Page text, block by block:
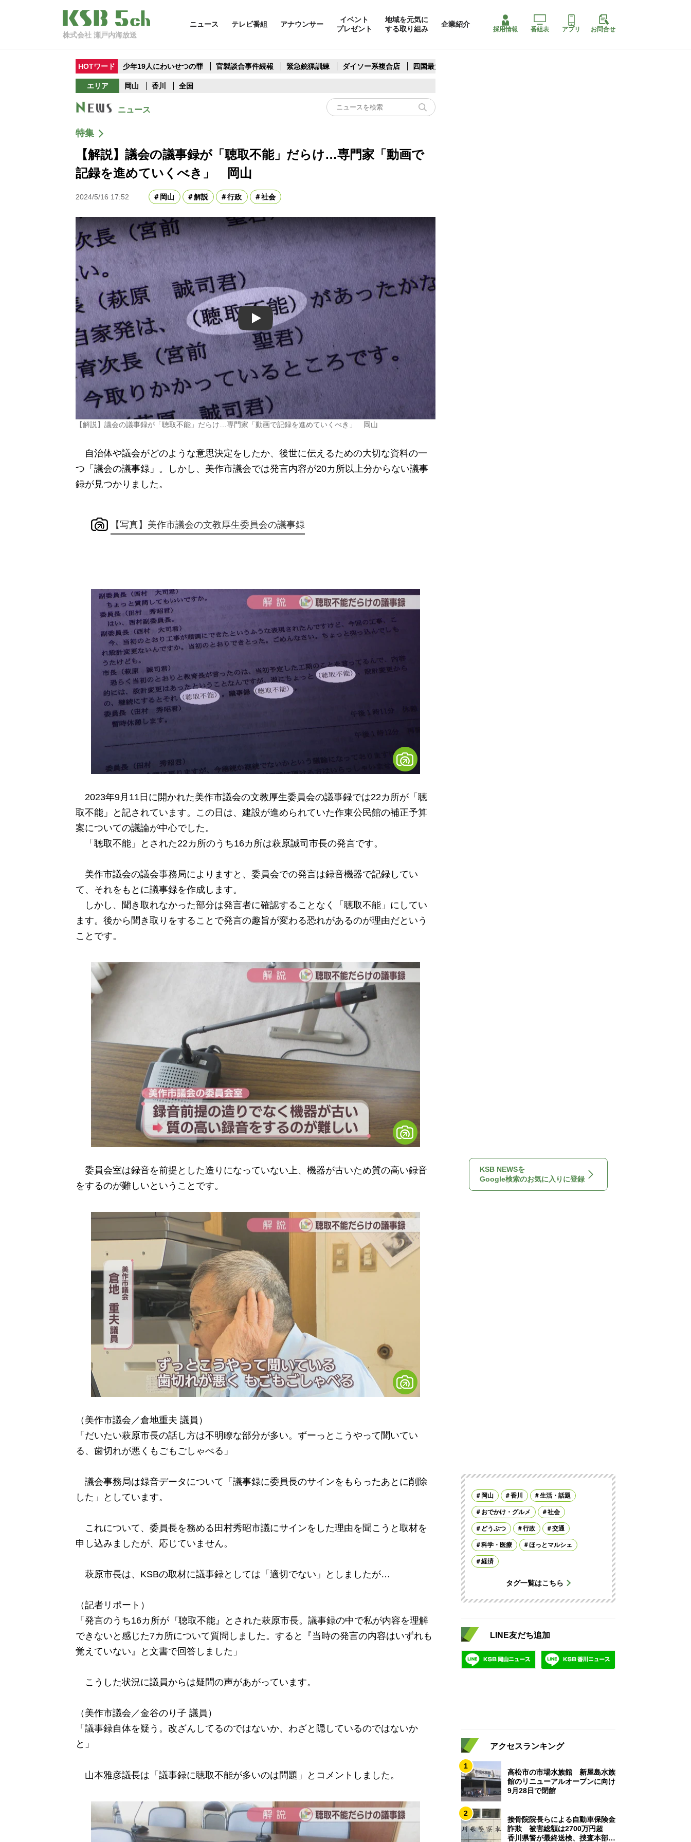
株式会社 瀬戸内海放送
ニュース テレビ番組 アナウンサー
イベント
プレゼント
地域を元気に
する取り組み
企業紹介
採用情報 番組表 アプリ お問合せ
HOTワード 少年19人にわいせつの罪 官製談合事件続報 緊急銃猟訓練 ダイソー系複合店 四国最大スリコ
エリア 岡山 香川 全国
ニュース
特集
【解説】議会の議事録が「聴取不能」だらけ…専門家「動画で
記録を進めていくべき」 岡山
2024/5/16 17:52 岡山 解説 行政 社会
Play
【解説】議会の議事録が「聴取不能」だらけ…専門家「動画で記録を進めていくべき」 岡山
自治体や議会がどのような意思決定をしたか、後世に伝えるための大切な資料の一
つ「議会の議事録」。しかし、美作市議会では発言内容が20カ所以上分からない議事
録が見つかりました。
【写真】美作市議会の文教厚生委員会の議事録
2023年9月11日に開かれた美作市議会の文教厚生委員会の議事録では22カ所が「聴
取不能」と記されています。この日は、建設が進められていた作東公民館の補正予算
案についての議論が中心でした。
「聴取不能」とされた22カ所のうち16カ所は萩原誠司市長の発言です。
美作市議会の議会事務局によりますと、委員会での発言は録音機器で記録してい
て、それをもとに議事録を作成します。
しかし、聞き取れなかった部分は発言者に確認することなく「聴取不能」にしてい
ます。後から聞き取りをすることで発言の趣旨が変わる恐れがあるのが理由だという
ことです。
委員会室は録音を前提とした造りになっていない上、機器が古いため質の高い録音
をするのが難しいということです。
（美作市議会／倉地重夫 議員）
「だいたい萩原市長の話し方は不明瞭な部分が多い。ずーっとこうやって聞いてい
る、歯切れが悪くもごもごしゃべる」
議会事務局は録音データについて「議事録に委員長のサインをもらったあとに削除
した」としています。
これについて、委員長を務める田村秀昭市議にサインをした理由を聞こうと取材を
申し込みましたが、応じていません。
萩原市長は、KSBの取材に議事録としては「適切でない」としましたが…
（記者リポート）
「発言のうち16カ所が『聴取不能』とされた萩原市長。議事録の中で私が内容を理解
できないと感じた7カ所について質問しました。すると『当時の発言の内容はいずれも
覚えていない』と文書で回答しました」
こうした状況に議員からは疑問の声があがっています。
（美作市議会／金谷のり子 議員）
「議事録自体を疑う。改ざんしてるのではないか、わざと隠しているのではないか
と」
山本雅彦議長は「議事録に聴取不能が多いのは問題」とコメントしました。
KSB NEWSを
Google検索のお気に入りに登録
岡山 香川 生活・話題
おでかけ・グルメ 社会
どうぶつ 行政 交通
科学・医療 ほっとマルシェ
経済
タグ一覧はこちら
LINE友だち追加
アクセスランキング
1
高松市の市場水族館 新屋島水族
館のリニューアルオープンに向け
9月28日で閉館
2
接骨院院長らによる自動車保険金
詐欺 被害総額は2700万円超
香川県警が最終送検、捜査本部解